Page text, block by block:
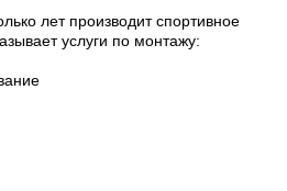
лет производит спортивное
услуги по монтажу: